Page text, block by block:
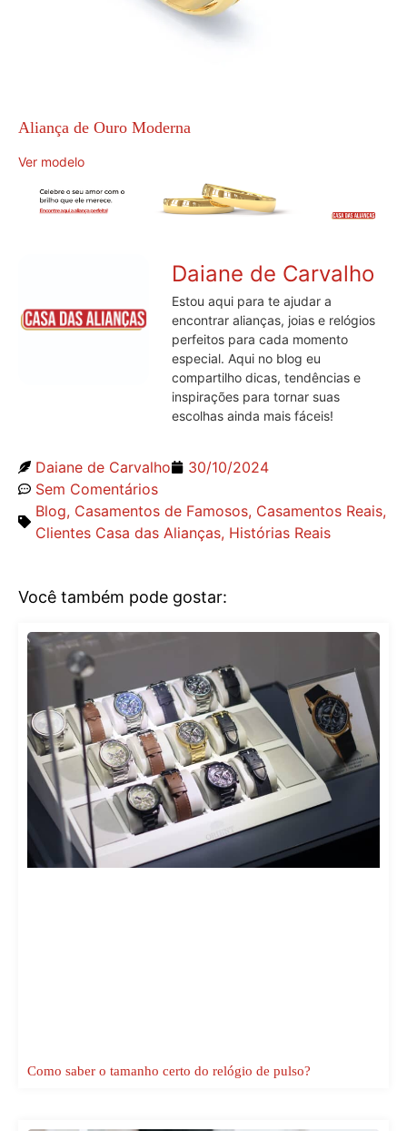
Aliança de Ouro Moderna
Ver modelo
Daiane de Carvalho
Estou aqui para te ajudar a
encontrar alianças, joias e relógios
perfeitos para cada momento
especial. Aqui no blog eu
compartilho dicas, tendências e
inspirações para tornar suas
escolhas ainda mais fáceis!
Daiane de Carvalho
30/10/2024
Sem Comentários
Blog, Casamentos de Famosos, Casamentos Reais,
Clientes Casa das Alianças, Histórias Reais
Você também pode gostar:
Como saber o tamanho certo do relógio de pulso?